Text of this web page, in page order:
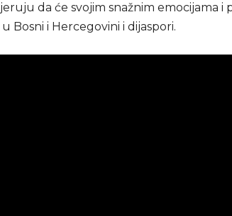
da će svojim snažnim emocijama i
Bosni i Hercegovini i dijaspori.